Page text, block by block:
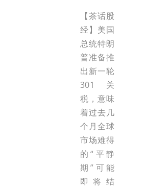
【茶话股
经】美国
总统特朗
普准备推
出新一轮
301关
税，意味
着过去几
个月全球
市场难得
的“平静
期”可能
即将结